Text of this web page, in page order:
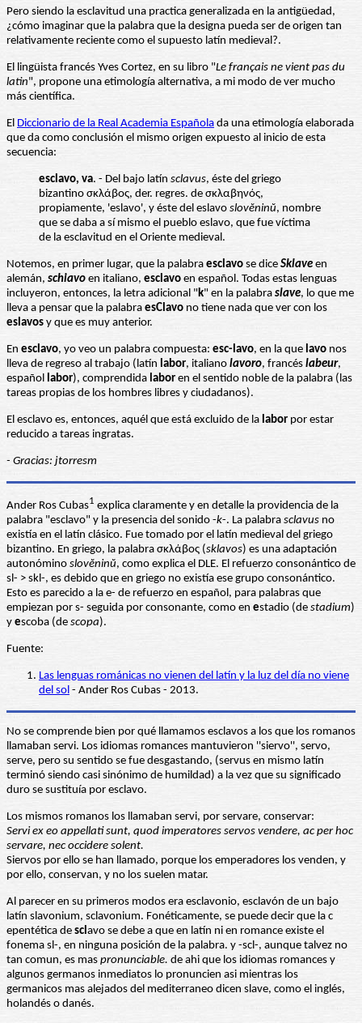
Pero siendo la esclavitud una practica generalizada en la antigüedad,
¿cómo imaginar que la palabra que la designa pueda ser de origen tan
relativamente reciente como el supuesto latín medieval?.
El lingüista francés Yves Cortez, en su libro "Le français ne vient pas du
latin", propone una etimología alternativa, a mi modo de ver mucho
más científica.
El Diccionario de la Real Academia Española da una etimología elaborada
que da como conclusión el mismo origen expuesto al inicio de esta
secuencia:
esclavo, va. - Del bajo latín sclavus, éste del griego
bizantino σκλάβος, der. regres. de σκλαβηνός,
propiamente, 'eslavo', y éste del eslavo slovĕninŭ, nombre
que se daba a sí mismo el pueblo eslavo, que fue víctima
de la esclavitud en el Oriente medieval.
Notemos, en primer lugar, que la palabra esclavo se dice Sklave en
alemán, schiavo en italiano, esclavo en español. Todas estas lenguas
incluyeron, entonces, la letra adicional "k" en la palabra slave, lo que me
lleva a pensar que la palabra esClavo no tiene nada que ver con los
eslavos y que es muy anterior.
En esclavo, yo veo un palabra compuesta: esc-lavo, en la que lavo nos
lleva de regreso al trabajo (latín labor, italiano lavoro, francés labeur,
español labor), comprendida labor en el sentido noble de la palabra (las
tareas propias de los hombres libres y ciudadanos).
El esclavo es, entonces, aquél que está excluido de la labor por estar
reducido a tareas ingratas.
- Gracias: jtorresm
Ander Ros Cubas1 explica claramente y en detalle la providencia de la
palabra "esclavo" y la presencia del sonido -k-. La palabra sclavus no
existía en el latín clásico. Fue tomado por el latín medieval del griego
bizantino. En griego, la palabra σκλάβος (sklavos) es una adaptación
autonómino slovĕninŭ, como explica el DLE. El refuerzo consonántico de
sl- > skl-, es debido que en griego no existía ese grupo consonántico.
Esto es parecido a la e- de refuerzo en español, para palabras que
empiezan por s- seguida por consonante, como en estadio (de stadium)
y escoba (de scopa).
Fuente:
Las lenguas románicas no vienen del latín y la luz del día no viene
del sol - Ander Ros Cubas - 2013.
No se comprende bien por qué llamamos esclavos a los que los romanos
llamaban servi. Los idiomas romances mantuvieron ''siervo'', servo,
serve, pero su sentido se fue desgastando, (servus en mismo latín
terminó siendo casi sinónimo de humildad) a la vez que su significado
duro se sustituía por esclavo.
Los mismos romanos los llamaban servi, por servare, conservar:
Servi ex eo appellati sunt, quod imperatores servos vendere, ac per hoc
servare, nec occidere solent.
Siervos por ello se han llamado, porque los emperadores los venden, y
por ello, conservan, y no los suelen matar.
Al parecer en su primeros modos era esclavonio, esclavón de un bajo
latín slavonium, sclavonium. Fonéticamente, se puede decir que la c
epentética de sclavo se debe a que en latín ni en romance existe el
fonema sl-, en ninguna posición de la palabra. y -scl-, aunque talvez no
tan comun, es mas pronunciable. de ahi que los idiomas romances y
algunos germanos inmediatos lo pronuncien asi mientras los
germanicos mas alejados del mediterraneo dicen slave, como el inglés,
holandés o danés.